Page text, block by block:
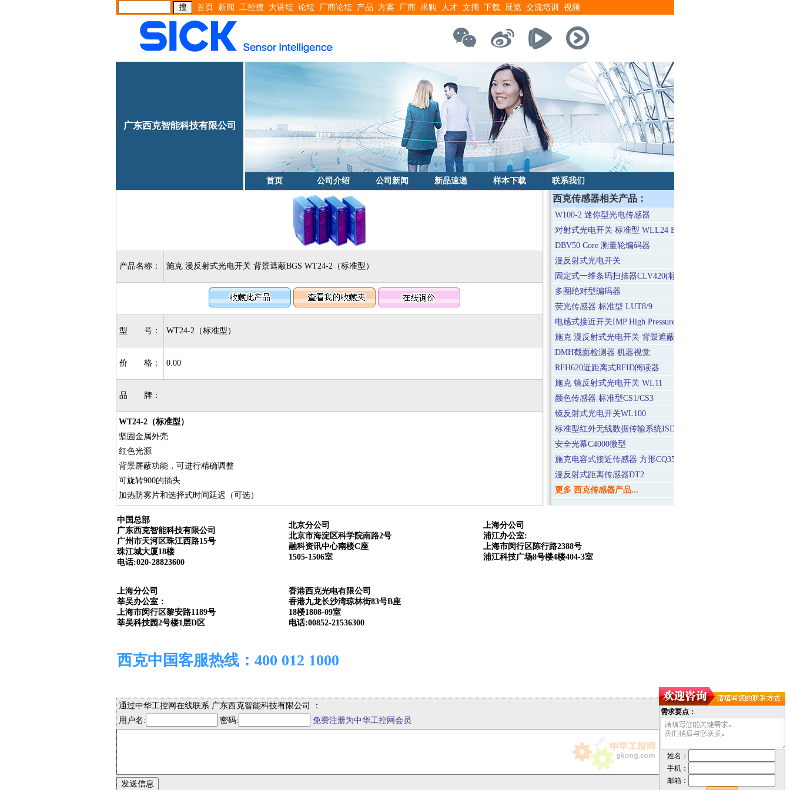
首页 新闻 工控搜 大讲坛 论坛 厂商论坛 产品 方案 厂商 求购 人才 文摘 下载 展览 交流培训 视频
广东西克智能科技有限公司
首页 公司介绍 公司新闻 新品速递 样本下载 联系我们
产品名称： 施克 漫反射式光电开关 背景遮蔽BGS WT24-2（标准型）
型 号： WT24-2（标准型）
价 格： 0.00
品 牌：
WT24-2（标准型）
坚固金属外壳
红色光源
背景屏蔽功能，可进行精确调整
可旋转900的插头
加热防雾片和选择式时间延迟（可选）
西克传感器相关产品：
W100-2 迷你型光电传感器
对射式光电开关 标准型 WLL24 Exi
DBV50 Core 测量轮编码器
漫反射式光电开关
固定式一维条码扫描器CLV420(标准型)
多圈绝对型编码器
荧光传感器 标准型 LUT8/9
电感式接近开关IMP High Pressure
施克 漫反射式光电开关 背景遮蔽BGS WT140-2（迷你增强型）
DMH截面检测器 机器视觉
RFH620近距离式RFID阅读器
施克 镜反射式光电开关 WL11
颜色传感器 标准型CS1/CS3
镜反射式光电开关WL100
标准型红外无线数据传输系统ISD230
安全光幕C4000微型
施克电容式接近传感器 方形CQ35
漫反射式距离传感器DT2
更多 西克传感器产品...
中国总部
广东西克智能科技有限公司
广州市天河区珠江西路15号
珠江城大厦18楼
电话:020-28823600
北京分公司
北京市海淀区科学院南路2号
融科资讯中心南楼C座
1505-1506室
上海分公司
浦江办公室:
上海市闵行区陈行路2388号
浦江科技广场8号楼4楼404-3室
上海分公司
莘吴办公室：
上海市闵行区黎安路1189号
莘吴科技园2号楼1层D区
香港西克光电有限公司
香港九龙长沙湾琼林街83号B座
18楼1808-09室
电话:00852-21536300
西克中国客服热线：400 012 1000
通过中华工控网在线联系 广东西克智能科技有限公司 ：
用户名:
密码: 免费注册为中华工控网会员